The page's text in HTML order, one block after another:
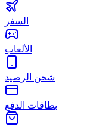
السفر
الألعاب
شحن الرصيد
بطاقات الدفع